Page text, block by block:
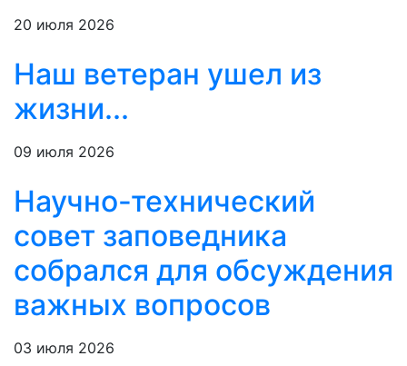
20 июля 2026
Наш ветеран ушел из
жизни...
09 июля 2026
Научно-технический
совет заповедника
собрался для обсуждения
важных вопросов
03 июля 2026